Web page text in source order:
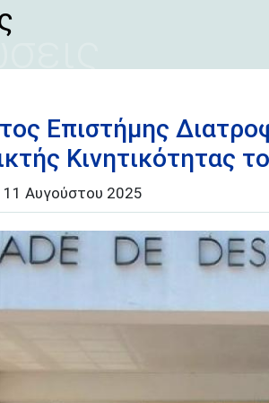
Επιστήμης
Κινητικότητας
11 Αυγούστου 2025